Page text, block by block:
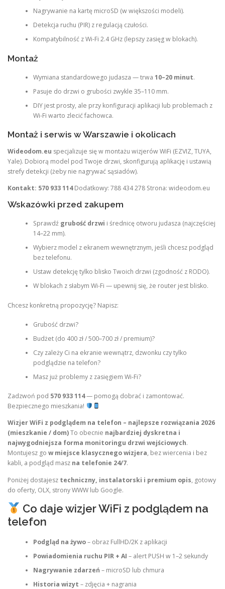
Nagrywanie na kartę microSD (w większości modeli).
Detekcja ruchu (PIR) z regulacją czułości.
Kompatybilność z Wi-Fi 2.4 GHz (lepszy zasięg w blokach).
Montaż
Wymiana standardowego judasza — trwa 10–20 minut.
Pasuje do drzwi o grubości zwykle 35–110 mm.
DIY jest prosty, ale przy konfiguracji aplikacji lub problemach z
Wi-Fi warto zlecić fachowca.
Montaż i serwis w Warszawie i okolicach
Wideodom.eu specjalizuje się w montażu wizjerów WiFi (EZVIZ, TUYA,
Yale). Dobiorą model pod Twoje drzwi, skonfigurują aplikację i ustawią
strefy detekcji (żeby nie nagrywać sąsiadów).
Kontakt: 570 933 114Dodatkowy: 788 434 278 Strona: wideodom.eu
Wskazówki przed zakupem
Sprawdź grubość drzwi i średnicę otworu judasza (najczęściej
14–22 mm).
Wybierz model z ekranem wewnętrznym, jeśli chcesz podgląd
bez telefonu.
Ustaw detekcję tylko blisko Twoich drzwi (zgodność z RODO).
W blokach z słabym Wi-Fi — upewnij się, że router jest blisko.
Chcesz konkretną propozycję? Napisz:
Grubość drzwi?
Budżet (do 400 zł / 500–700 zł / premium)?
Czy zależy Ci na ekranie wewnątrz, dzwonku czy tylko
podglądzie na telefon?
Masz już problemy z zasięgiem Wi-Fi?
Zadzwoń pod 570 933 114— pomogą dobrać i zamontować.
Bezpiecznego mieszkania!
Wizjer WiFi z podglądem na telefon – najlepsze rozwiązania 2026
(mieszkanie / dom)To obecnie najbardziej dyskretna i
najwygodniejsza forma monitoringu drzwi wejściowych.
Montujesz go w miejsce klasycznego wizjera, bez wiercenia i bez
kabli, a podgląd masz na telefonie 24/7.
Poniżej dostajesz techniczny, instalatorski i premium opis, gotowy
do oferty, OLX, strony WWW lub Google.
Co daje wizjer WiFi z podglądem na
telefon
Podgląd na żywo– obraz FullHD/2K z aplikacji
Powiadomienia ruchu PIR + AI – alert PUSH w 1–2 sekundy
Nagrywanie zdarzeń – microSD lub chmura
Historia wizyt – zdjęcia + nagrania